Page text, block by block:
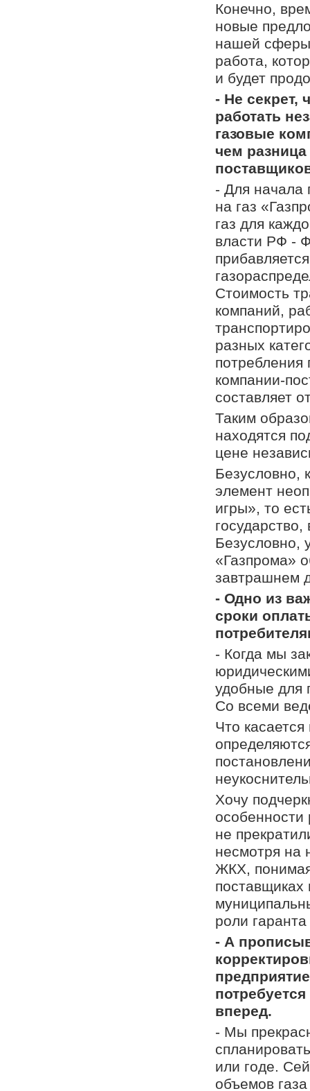
Конечно,
новые
нашей сферы
работа,
и будет
- Не секрет,
работать
газовые
чем
- Для начала
на газ
газ для
власти РФ -
Стоимость
компаний,
разных
потребления
компании-
составляет
Таким
находятся
цене
Безусловно,
элемент
игры», то
Безусловно,
«Газпрома»
завтрашнем
- Одно из
сроки
- Когда мы
удобные для
Со всеми
Что
Хочу
не
несмотря на
ЖКХ,
роли
- А
вперед.
- Мы
или годе.
объемов